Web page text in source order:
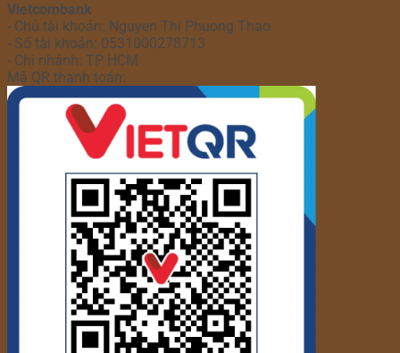
Vietcombank
- Chủ tài khoản: Nguyen Thi Phuong Thao
- Số tài khoản: 0531000278713
- Chi nhánh: TP HCM
Mã QR thanh toán: